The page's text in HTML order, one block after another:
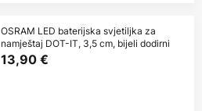
OSRAM LED baterijska svjetiljka za
namještaj DOT-IT, 3,5 cm, bijeli dodirni
13,90 €